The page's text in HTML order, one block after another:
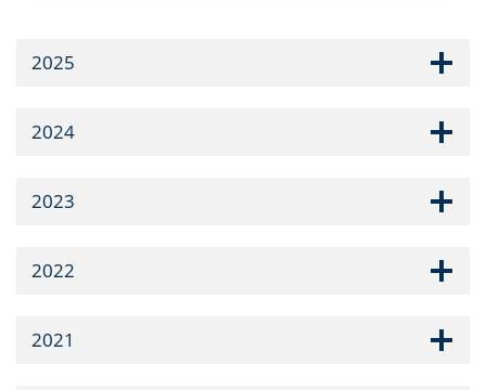
2025
2024
2023
2022
2021